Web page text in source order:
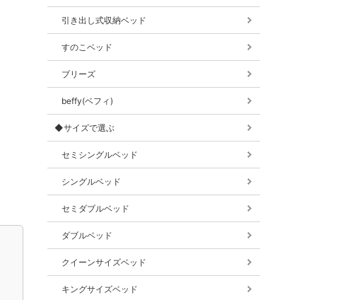
引き出し式収納ベッド
すのこベッド
ブリーズ
beffy(ベフィ)
◆サイズで選ぶ
セミシングルベッド
シングルベッド
セミダブルベッド
ダブルベッド
クイーンサイズベッド
キングサイズベッド